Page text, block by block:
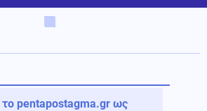
pentapostagma.gr ως